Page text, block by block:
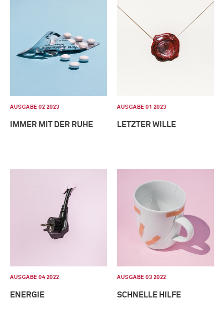
AUSGABE 02 2023
IMMER MIT DER RUHE
AUSGABE 01 2023
LETZTER WILLE
AUSGABE 04 2022
ENERGIE
AUSGABE 03 2022
SCHNELLE HILFE